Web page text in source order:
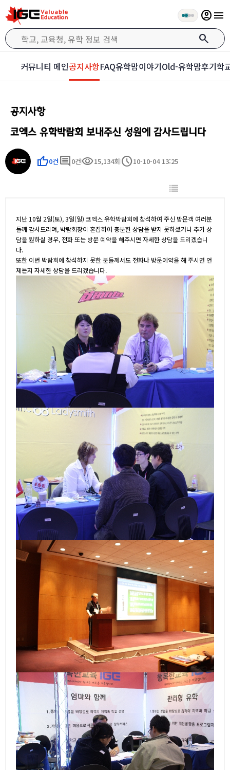
search
account_circlemenu
커뮤니티 메인공지사항FAQ유학맘이야기Old-유학맘후기학
공지사항
코엑스 유학박람회 보내주신 성원에 감사드립니다
thumb_up0건 comment 0건visibility15,134회 schedule10-10-04 13:25
지난 10월 2일(토), 3일(일) 코엑스 유학박람회에 참석하여 주신 방문객 여러분
들께 감사드리며, 박람회장이 혼잡하여 충분한 상담을 받지 못하셨거나 추가 상
담을 원하실 경우, 전화 또는 방문 예약을 해주시면 자세한 상담을 드리겠습니
다.
또한 이번 박람회에 참석하지 못한 분들께서도 전화나 방문예약을 해 주시면 언
제든지 자세한 상담을 드리겠습니다.